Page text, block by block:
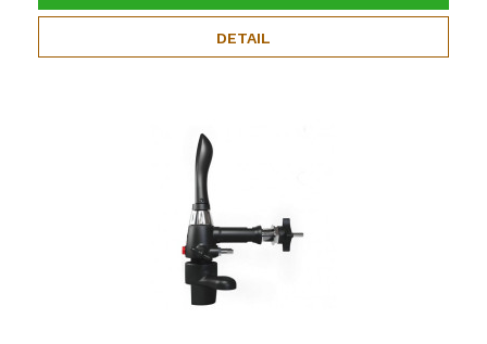
DETAIL